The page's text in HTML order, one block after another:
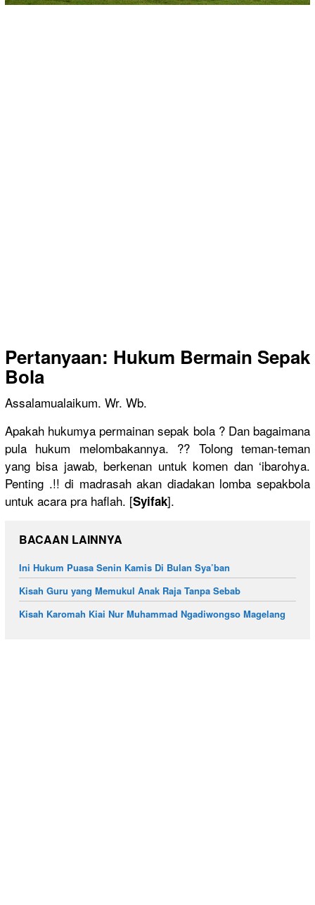
Pertanyaan: Hukum Bermain Sepak
Bola
Assalamualaikum. Wr. Wb.
Apakah hukumya permainan sepak bola ? Dan bagaimana
pula hukum melombakannya. ?? Tolong teman-teman
yang bisa jawab, berkenan untuk komen dan ‘ibarohya.
Penting .!! di madrasah akan diadakan lomba sepakbola
untuk acara pra haflah. [Syifak].
BACAAN LAINNYA
Ini Hukum Puasa Senin Kamis Di Bulan Sya’ban
Kisah Guru yang Memukul Anak Raja Tanpa Sebab
Kisah Karomah Kiai Nur Muhammad Ngadiwongso Magelang